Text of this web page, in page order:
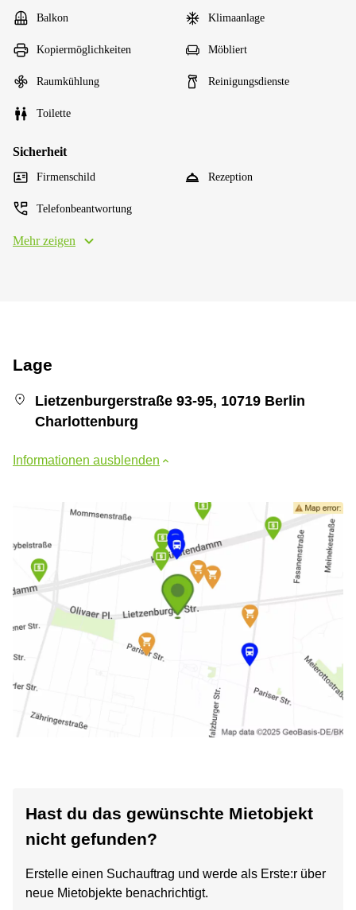
Balkon Klimaanlage
Kopiermöglichkeiten Möbliert
Raumkühlung Reinigungsdienste
Toilette
Sicherheit
Firmenschild Rezeption
Telefonbeantwortung
Mehr zeigen
Lage
Lietzenburgerstraße 93-95, 10719 Berlin
Charlottenburg
Informationen ausblenden
Hast du das gewünschte Mietobjekt
nicht gefunden?
Erstelle einen Suchauftrag und werde als Erste:r über
neue Mietobjekte benachrichtigt.